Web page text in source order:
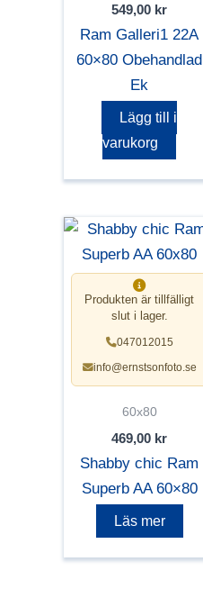
549,00 kr
Ram Galleri1 22A
60×80 Obehandlad
Ek
Lägg till i
varukorg
Produkten är tillfälligt
slut i lager.
047012015
info@ernstsonfoto.se
60x80
469,00 kr
Shabby chic Ram
Superb AA 60×80
Läs mer